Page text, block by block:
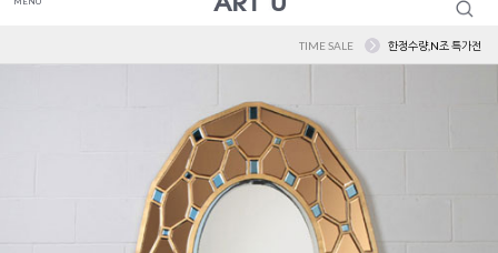
TIME SALE 한정수량,N조 특가전